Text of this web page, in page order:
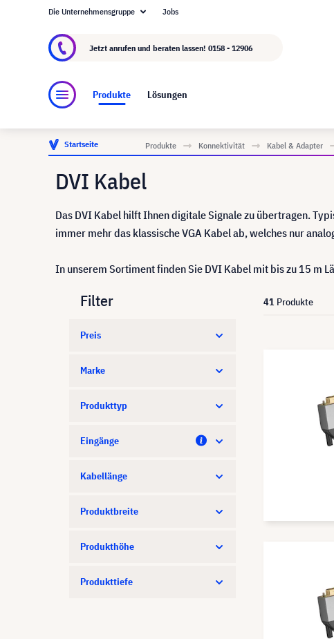
Über visunext.at
Die Unternehmensgruppe Jobs
Jetzt anrufen und beraten lassen! 0158 - 12906
Produkte Lösungen
Startseite Produkte Konnektivität Kabel & Adapter
DVI Kabel
Das DVI Kabel hilft Ihnen digitale Signale zu übertragen.
immer mehr das klassische VGA Kabel ab, welches nur
In unserem Sortiment finden Sie DVI Kabel mit bis zu 15 m
Filter
Preis
Marke
Produkttyp
Eingänge
Kabellänge
Produktbreite
Produkthöhe
Produkttiefe
41 Produkte